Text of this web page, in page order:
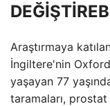
Araştırmaya
İngiltere'nin
yaşayan 77
taramaları, prostat